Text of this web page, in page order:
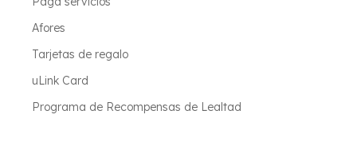
Afores
Tarjetas de regalo
uLink Card
Programa de Recompensas de Lealtad